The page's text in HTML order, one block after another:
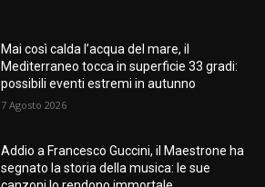
Mai così calda l’acqua del mare, il
Mediterraneo tocca in superficie 33 gradi:
possibili eventi estremi in autunno
7 Agosto 2026
Addio a Francesco Guccini, il Maestrone ha
segnato la storia della musica: le sue